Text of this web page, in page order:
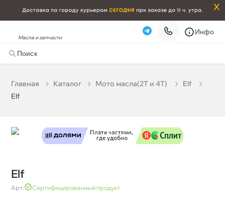
x
Масла и запчасти
Инфо
Главная Катало Мото масла(2T и 4T)
Elf
Elf
Elf
Арт: Сертифицированный продукт
Самовывоз